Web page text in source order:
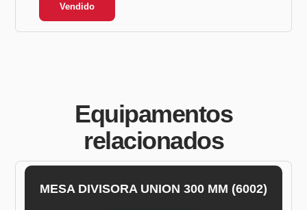
Vendido
Equipamentos
relacionados
MESA DIVISORA UNION 300 MM (6002)